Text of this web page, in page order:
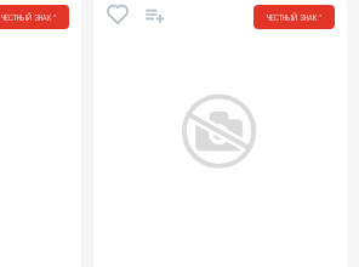
ЧЕСТНЫЙ ЗНАК * ЧЕСТНЫЙ ЗНАК *